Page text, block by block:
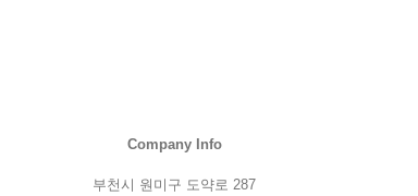
Company Info
부천시 원미구 도약로 287